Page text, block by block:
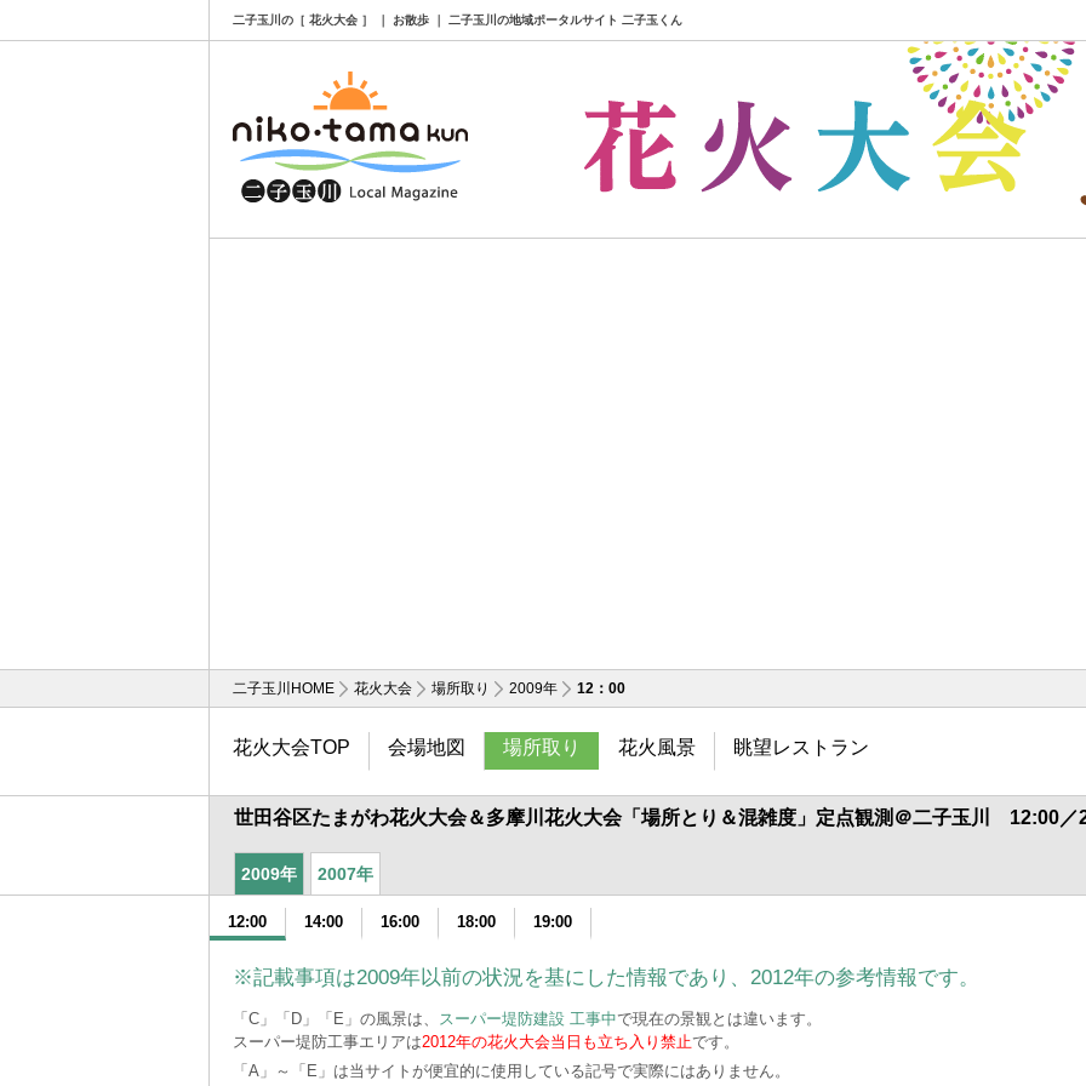
二子玉川の［ 花火大会 ］ ｜ お散歩 ｜ 二子玉川の地域ポータルサイト 二子玉くん
二子玉川HOME 花火大会 場所取り 2009年 12：00
花火大会TOP 会場地図 場所取り 花火風景 眺望レストラン
世田谷区たまがわ花火大会＆多摩川花火大会「場所とり＆混雑度」定点観測＠二子玉川 12:00／
2009年 2007年
12:00 14:00 16:00 18:00 19:00
※記載事項は2009年以前の状況を基にした情報であり、2012年の参考情報です。
「C」「D」「E」の風景は、 スーパー堤防建設 工事中で現在の景観とは違います。
スーパー堤防工事エリアは2012年の花火大会当日も立ち入り禁止です。
「A」～「E」は当サイトが便宜的に使用している記号で実際にはありません。